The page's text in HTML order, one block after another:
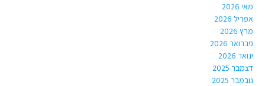
מאי 2026
אפריל 2026
מרץ 2026
פברואר 2026
ינואר 2026
דצמבר 2025
נובמבר 2025